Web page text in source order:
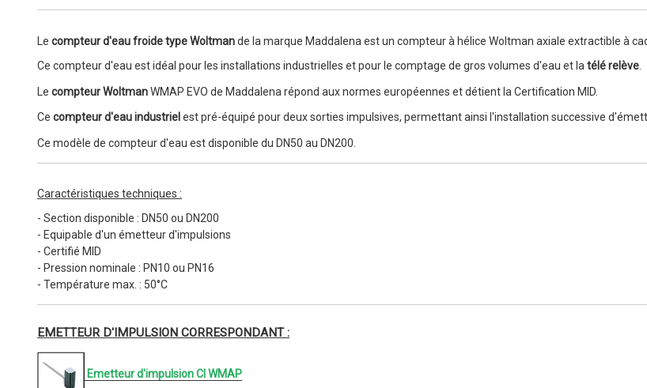
Le compteur d'eau froide type Woltmande la marque Maddalena est un compteur à hélice Woltman axiale extractible à
Ce compteur d'eau est idéal pour les installations industrielles et pour le comptage de gros volumes d'eau et la télé relève
Le compteur WoltmanWMAP EVO de Maddalena répond aux normes européennes et détient la Certification MID.
Ce compteur d'eau industriel est pré-équipé pour deux sorties impulsives, permettant ainsi l'installation successive
Ce modèle de compteur d'eau est disponible du DN50 au DN200.
Caractéristiques techniques :
- Section disponible : DN50 ou DN200
- Equipable d'un émetteur d'impulsions
- Certifié MID
- Pression nominale : PN10 ou PN16
- Température max. : 50°C
EMETTEUR D'IMPULSION CORRESPONDANT :
Emetteur d'impulsion CI WMAP